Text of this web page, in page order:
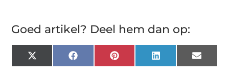
Goed artikel? Deel hem dan op:
X
(Twitter)
FacebookPinterestLinkedInEmail